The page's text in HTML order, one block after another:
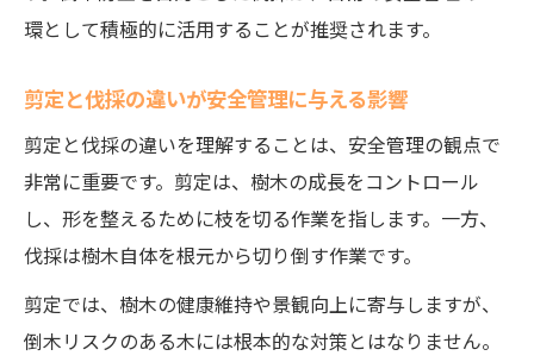
伐採作業の基本手順と安全対策を押さえる
伐採方法の違いが目的達成に与える影響
伐採後の処理や再利用についての基礎知識
環として積極的に活用することが推奨されます。
剪定と伐採の違いが安全管理に与える影響
剪定と伐採の違いを理解することは、安全管理の観点で
非常に重要です。剪定は、樹木の成長をコントロール
し、形を整えるために枝を切る作業を指します。一方、
伐採は樹木自体を根元から切り倒す作業です。
剪定では、樹木の健康維持や景観向上に寄与しますが、
倒木リスクのある木には根本的な対策とはなりません。